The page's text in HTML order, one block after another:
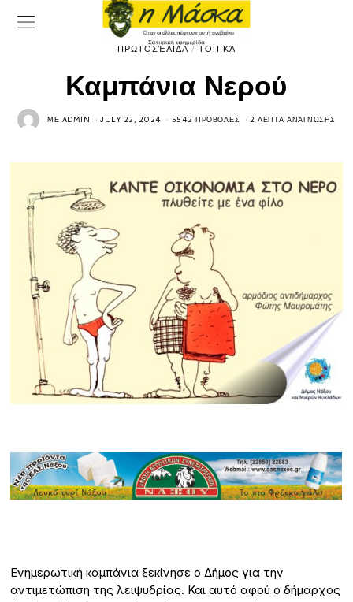
ΠΡΩΤΟΣΈΛΙΔΑ / ΤΟΠΙΚΆ
Καμπάνια Νερού
ΜΕ ADMIN JULY 22, 2024 5542 ΠΡΟΒΟΛΈΣ 2 ΛΕΠΤΆ ΑΝΆΓΝΩΣΗΣ
Ενημερωτική καμπάνια ξεκίνησε ο Δήμος για την
αντιμετώπιση της λειψυδρίας. Και αυτό αφού ο δήμαρχος